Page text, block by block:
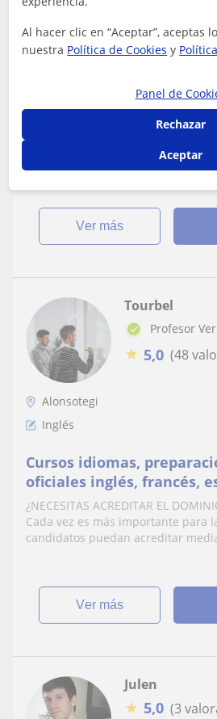
Euskera
se ofrece para dar clases
nivel de primaria en
Soy estudiante de Educación
ya que lo hago con facilidad y teng...
ver más
Tourbel
Profesor
★ 5,0 (48
Alonsotegi
Inglés
Cursos idiomas,
oficiales inglés, francés,
Portugués.. 🧑‍🏫
¿NECESITAS ACREDITAR EL
Cada vez es más importante para
candidatos puedan acreditar
ver más
Julen
★ 5,0 (3
Al hacer clic en “Aceptar”, aceptas
nuestra Política de Cookies y
Panel de
Rechazar
Aceptar